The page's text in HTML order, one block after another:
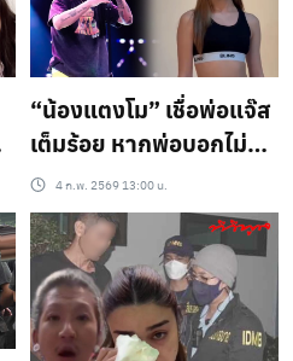
“น้องแตงโม” เชื่อพ่อแจ๊ส
เต็มร้อย หากพ่อบอกไม่
โอเค ขอไม่ไปต่อ แจ๊สลั่นไม่
ปิดกั้น ใครมาเป็นว่าที่
ลูกเขยขอแค่สู้ชีวิต แต่ถ้า
เจ็บก็ขอให้ลูกกลับบ้านเรา
4 ก.พ. 2569 13:00 น.